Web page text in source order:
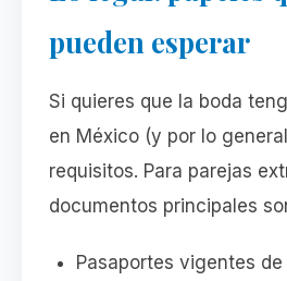
pueden esperar
Si quieres que la boda
en México (y por lo
requisitos. Para parejas
documentos principales
Pasaportes vigentes de